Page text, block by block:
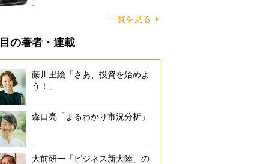
一覧を見る
の著者・連載
藤川里絵「さあ、投資を始めよ
う！」
森口亮「まるわかり市況分析」
大前研一「ビジネス新大陸」の